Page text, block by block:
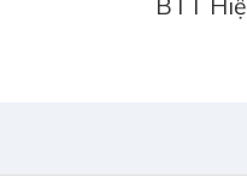
BTT